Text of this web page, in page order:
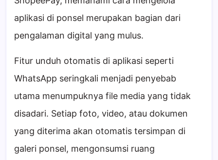
aplikasi di ponsel merupakan bagian dari
pengalaman digital yang mulus.
Fitur unduh otomatis di aplikasi seperti
WhatsApp seringkali menjadi penyebab
utama menumpuknya file media yang tidak
disadari. Setiap foto, video, atau dokumen
yang diterima akan otomatis tersimpan di
galeri ponsel, mengonsumsi ruang